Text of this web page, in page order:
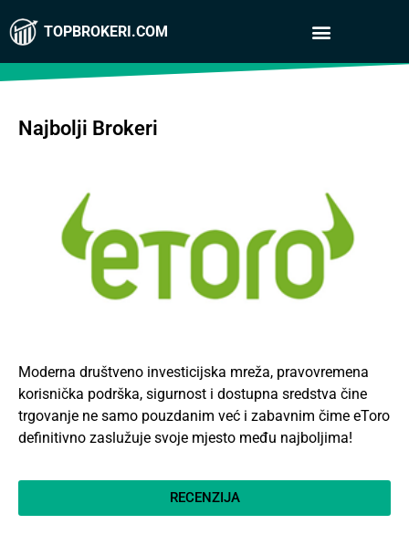
TOPBROKERI.COM
Najbolji Brokeri
Moderna društveno investicijska mreža, pravovremena
korisnička podrška, sigurnost i dostupna sredstva čine
trgovanje ne samo pouzdanim već i zabavnim čime eToro
definitivno zaslužuje svoje mjesto među najboljima!
RECENZIJA